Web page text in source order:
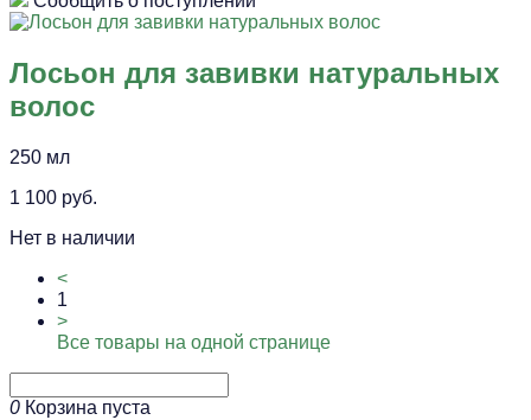
Лосьон для завивки натуральных
волос
250 мл
1 100 руб.
Нет в наличии
<
1
>
Все товары на одной странице
0 Корзина пуста